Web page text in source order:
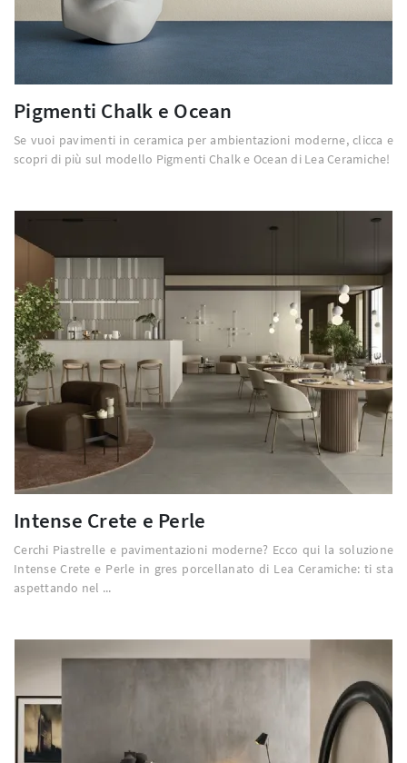
Pigmenti Chalk e Ocean
Se vuoi pavimenti in ceramica per ambientazioni moderne, clicca e
scopri di più sul modello Pigmenti Chalk e Ocean di Lea Ceramiche!
Intense Crete e Perle
Cerchi Piastrelle e pavimentazioni moderne? Ecco qui la soluzione
Intense Crete e Perle in gres porcellanato di Lea Ceramiche: ti sta
aspettando nel ...